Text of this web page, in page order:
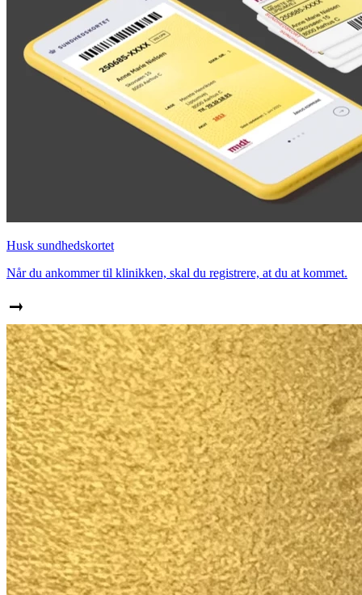
Husk sundhedskortet
Når du ankommer til klinikken, skal du registrere, at du at kommet.